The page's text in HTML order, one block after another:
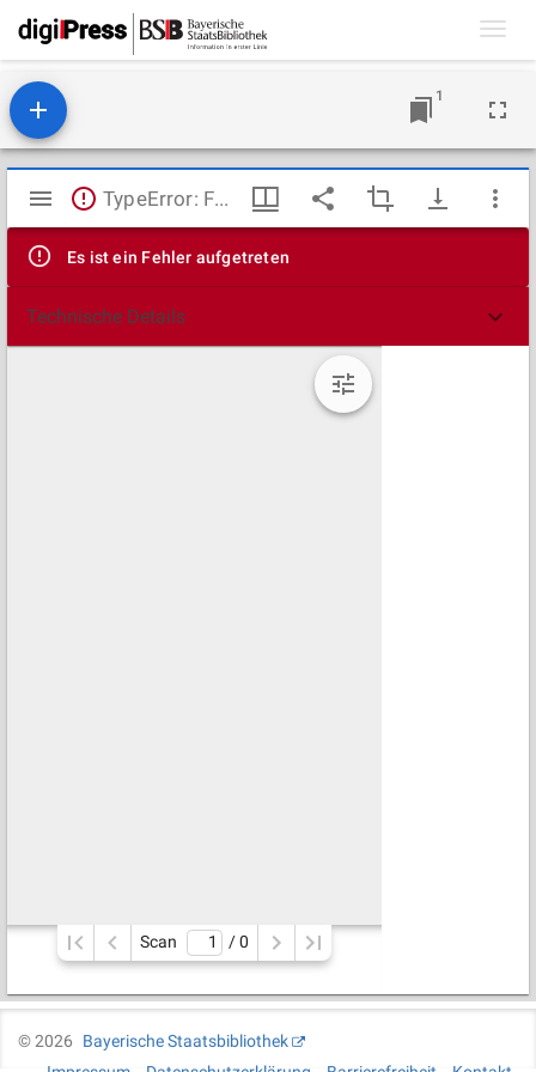
1
Mirador
Viewer
TypeError: Failed to fetch
Es ist ein Fehler aufgetreten
Technische Details
Scan / 0
©2026
Bayerische Staatsbibliothek